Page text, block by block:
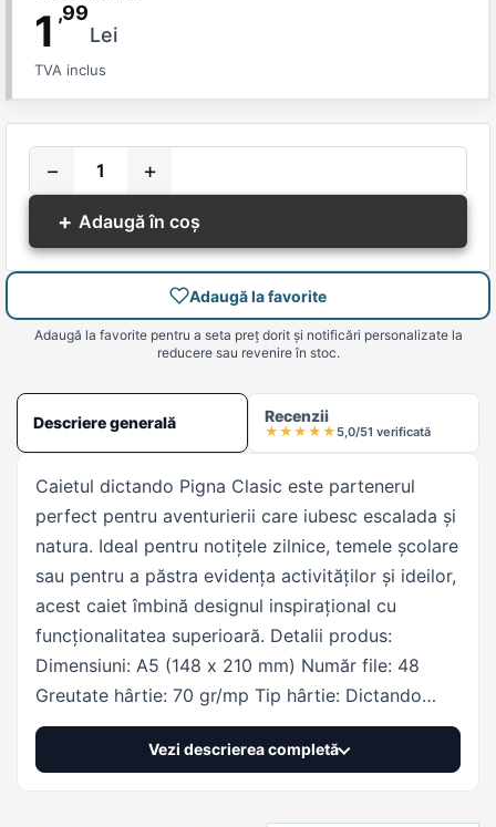
1 ,99
Lei
TVA inclus
−
+
+ Adaugă în coș
Adaugă la favorite
Adaugă la favorite pentru a seta preț dorit și notificări personalizate la
reducere sau revenire în stoc.
Descriere generală Recenzii
★ ★ ★ ★ ★ 5,0/51 verificată
Caietul dictando Pigna Clasic este partenerul
perfect pentru aventurierii care iubesc escalada și
natura. Ideal pentru notițele zilnice, temele școlare
sau pentru a păstra evidența activităților și ideilor,
acest caiet îmbină designul inspirațional cu
funcționalitatea superioară. Detalii produs:
Dimensiuni: A5 (148 x 210 mm) Număr file: 48
Greutate hârtie: 70 gr/mp Tip hârtie: Dictando
Copertă: Design inspirațional cu tematică "GO
CLIMB" Producător: Pigna Caracteristici: Design
Vezi descrierea completă